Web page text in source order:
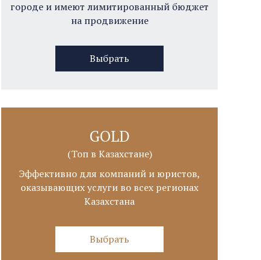
городе и имеют лимитированный бюджет
на продвижение
Выбрать
GOLD
(Топ в Казахстане)
Эффективно для компаний и юристов,
оказывающих услуги во всех регионах
Казахстана
Выбрать